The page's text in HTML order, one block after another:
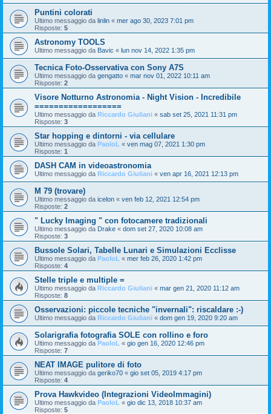
Puntini colorati
Ultimo messaggio da linlin « mer ago 30, 2023 7:01 pm
Risposte: 5
Astronomy TOOLS
Ultimo messaggio da Bavic « lun nov 14, 2022 1:35 pm
Tecnica Foto-Osservativa con Sony A7S
Ultimo messaggio da gengatto « mar nov 01, 2022 10:11 am
Risposte: 2
Visore Notturno Astronomia - Night Vision - Incredibile
==================
Ultimo messaggio da Riccardo Giuliani « sab set 25, 2021 11:31 pm
Risposte: 3
Star hopping e dintorni - via cellulare
Ultimo messaggio da PaoloL « ven mag 07, 2021 1:30 pm
Risposte: 1
DASH CAM in videoastronomia
Ultimo messaggio da Riccardo Giuliani « ven apr 16, 2021 12:13 pm
M 79 (trovare)
Ultimo messaggio da icelon « ven feb 12, 2021 12:54 pm
Risposte: 2
" Lucky Imaging " con fotocamere tradizionali
Ultimo messaggio da Drake « dom set 27, 2020 10:08 am
Risposte: 3
Bussole Solari, Tabelle Lunari e Simulazioni Ecclisse
Ultimo messaggio da PaoloL « mer feb 26, 2020 1:42 pm
Risposte: 4
Stelle triple e multiple =
Ultimo messaggio da Riccardo Giuliani « mar gen 21, 2020 11:12 am
Risposte: 8
Osservazioni: piccole tecniche "invernali": riscaldare :-)
Ultimo messaggio da Riccardo Giuliani « dom gen 19, 2020 9:20 am
Solarigrafia fotografia SOLE con rollino e foro
Ultimo messaggio da PaoloL « gio gen 16, 2020 12:46 pm
Risposte: 7
NEAT IMAGE pulitore di foto
Ultimo messaggio da geriko70 « gio set 05, 2019 4:17 pm
Risposte: 4
Prova Hawkvideo (Integrazioni VideoImmagini)
Ultimo messaggio da PaoloL « gio dic 13, 2018 10:37 am
Risposte: 5